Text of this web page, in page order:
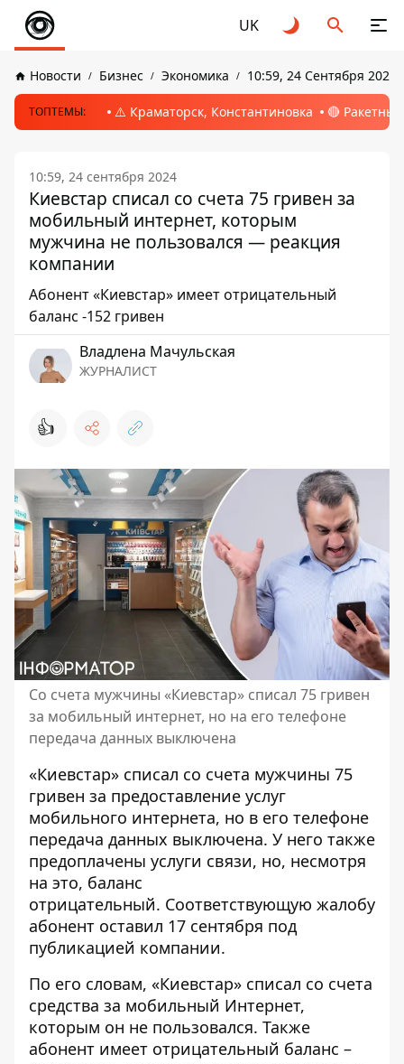
UK
Новости Бизнес Экономика 10:59, 24 Сентября 2024
ТОПТЕМЫ: ⚠️ Краматорск, Константиновка 🔴
10:59, 24 сентября 2024
Киевстар списал со счета 75 гривен за
мобильный интернет, которым
мужчина не пользовался — реакция
компании
Абонент «Киевстар» имеет отрицательный
баланс -152 гривен
Владлена Мачульская
ЖУРНАЛИСТ
👍
Со счета мужчины «Киевстар» списал 75 гривен
за мобильный интернет, но на его телефоне
передача данных выключена
«Киевстар» списал со счета мужчины 75
гривен за предоставление услуг
мобильного интернета, но в его телефоне
передача данных выключена. У него также
предоплачены услуги связи, но, несмотря
на это, баланс
отрицательный. Соответствующую жалобу
абонент оставил 17 сентября под
публикацией компании.
По его словам, «Киевстар» списал со счета
средства за мобильный Интернет,
которым он не пользовался. Также
абонент имеет отрицательный баланс –